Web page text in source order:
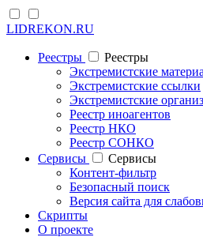
LIDREKON.RU
Реестры
Реестры
Экстремистские
Экстремистские ссылки
Экстремистские
Реестр иноагентов
Реестр НКО
Реестр СОНКО
Cервисы
Cервисы
Контент-фильтр
Безопасный поиск
Версия сайта для
Скрипты
О проекте